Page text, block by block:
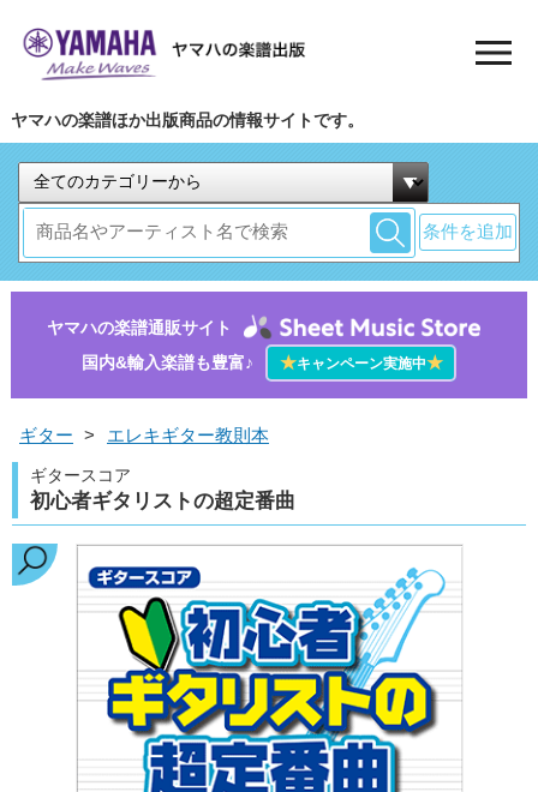
ヤマハの楽譜ほか出版商品の情報サイトです。
条件を追加
ヤマハの楽譜通販サイト
国内&輸入楽譜も豊富♪
★キャンペーン実施中★
ギター > エレキギター教則本
ギタースコア
初心者ギタリストの超定番曲